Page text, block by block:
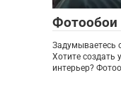
Фотообои
Задумываетесь
Хотите
интерьер?